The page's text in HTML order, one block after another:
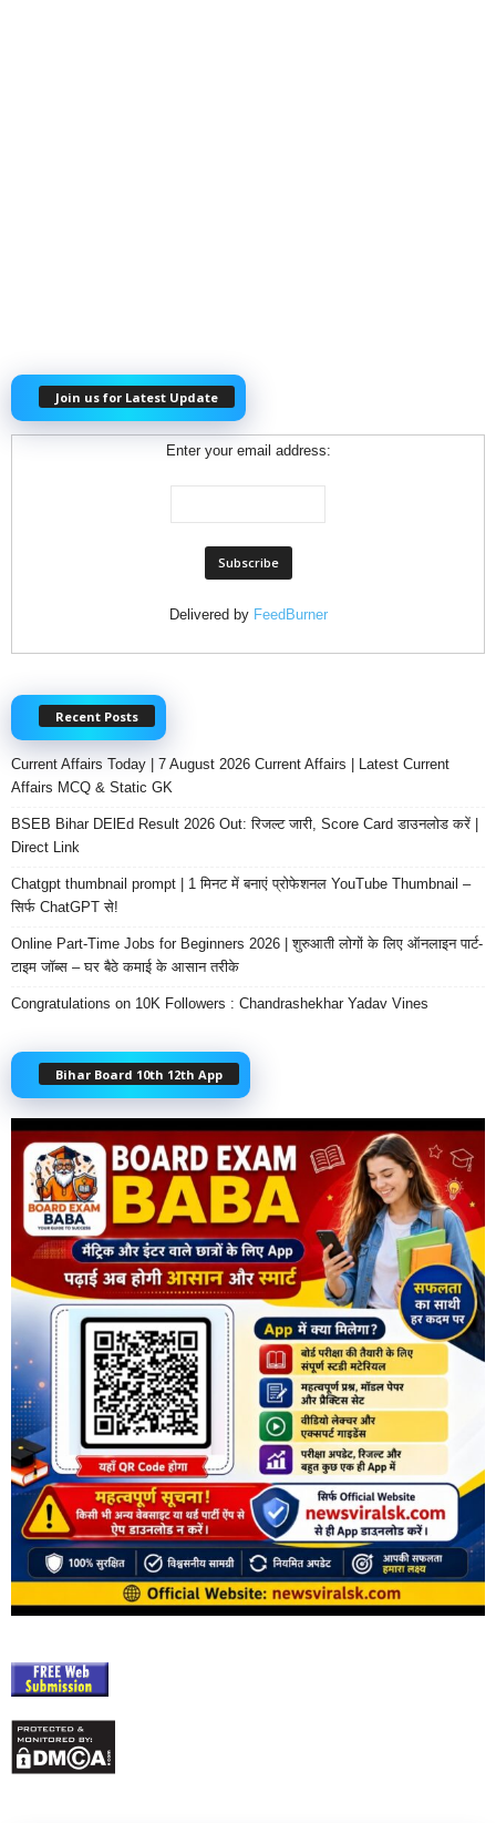
Join us for Latest Update
Enter your email address:
Delivered by FeedBurner
Recent Posts
Current Affairs Today | 7 August 2026 Current Affairs | Latest Current
Affairs MCQ & Static GK
BSEB Bihar DElEd Result 2026 Out: रिजल्ट जारी, Score Card डाउनलोड करें |
Direct Link
Chatgpt thumbnail prompt | 1 मिनट में बनाएं प्रोफेशनल YouTube Thumbnail –
सिर्फ ChatGPT से!
Online Part-Time Jobs for Beginners 2026 | शुरुआती लोगों के लिए ऑनलाइन पार्ट-
टाइम जॉब्स – घर बैठे कमाई के आसान तरीके
Congratulations on 10K Followers : Chandrashekhar Yadav Vines
Bihar Board 10th 12th App